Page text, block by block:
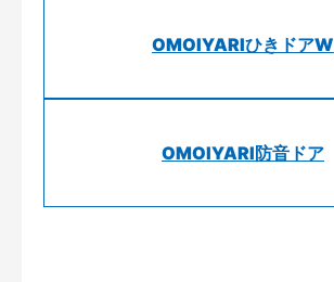
OMOIYARIひきドアW
OMOIYARI防音ドア